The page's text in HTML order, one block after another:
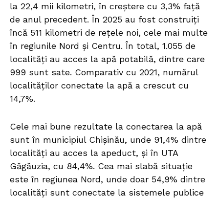
la 22,4 mii kilometri, în creștere cu 3,3% față
de anul precedent. În 2025 au fost construiți
încă 511 kilometri de rețele noi, cele mai multe
în regiunile Nord și Centru. În total, 1.055 de
localități au acces la apă potabilă, dintre care
999 sunt sate. Comparativ cu 2021, numărul
localităților conectate la apă a crescut cu
14,7%.
Cele mai bune rezultate la conectarea la apă
sunt în municipiul Chișinău, unde 91,4% dintre
localități au acces la apeduct, și în UTA
Găgăuzia, cu 84,4%. Cea mai slabă situație
este în regiunea Nord, unde doar 54,9% dintre
localități sunt conectate la sistemele publice